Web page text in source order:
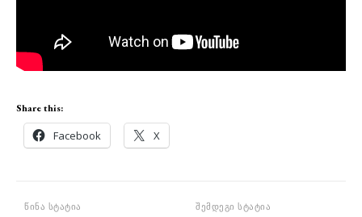
Share this:
Facebook X
წინა სტატია შემდეგი სტატია